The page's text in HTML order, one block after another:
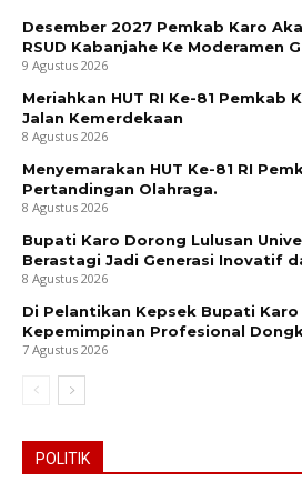
Desember 2027 Pemkab Karo
RSUD Kabanjahe Ke Moderamen
9 Agustus 2026
Meriahkan HUT RI Ke-81 Pemkab
Jalan Kemerdekaan
8 Agustus 2026
Menyemarakan HUT Ke-81 RI
Pertandingan Olahraga.
8 Agustus 2026
Bupati Karo Dorong Lulusan
Berastagi Jadi Generasi Inovatif
8 Agustus 2026
Di Pelantikan Kepsek Bupati Karo
Kepemimpinan Profesional
7 Agustus 2026
POLITIK